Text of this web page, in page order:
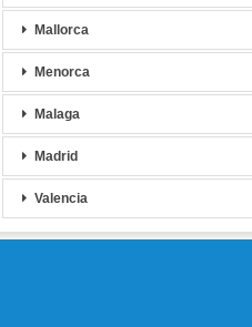
Mallorca
Menorca
Malaga
Madrid
Valencia